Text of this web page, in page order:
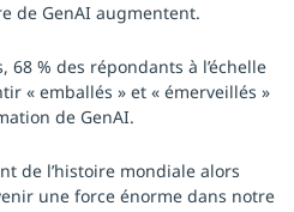
de GenAI augmentent.
% des répondants à l’échelle
« emballés » et « émerveillés »
de GenAI.
de l’histoire mondiale alors
une force énorme dans notre